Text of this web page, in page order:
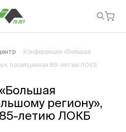
Конференция «Большая
посвященная 85-летию ЛОКБ
региону»,
летию ЛОКБ